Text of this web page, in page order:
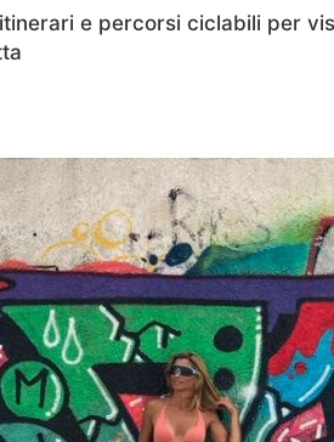
e percorsi ciclabili per